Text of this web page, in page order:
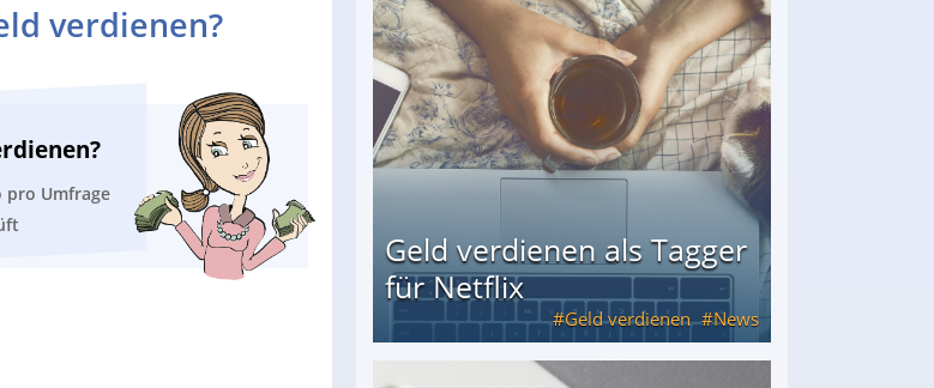
verdienen?
pro Umfrage
ohne PC: Die besten Heimarbeiten
Geld verdienen als Tagger
für Netflix
Geld verdienen News